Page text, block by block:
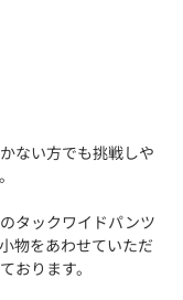
ない方でも挑戦しや
タックワイドパンツ
物をあわせていただ
おります。